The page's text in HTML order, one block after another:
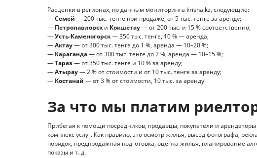
Расценки в регионах, по данным мониторинга krisha.kz, следующие:
—Семей — 200 тыс. тенге при продаже, от 5 тыс. тенге за аренду;
— Петропавловск и Кокшетау— от 200 тыс. и 15 % соответственно;
—Усть-Каменогорск— 350 тыс. тенге, 10 % — аренда;
—Актау— от 300 тыс. тенге до 1 %, аренда — 10–20 %;
— Караганда— от 300 тыс. тенге до 2 %, аренда — 10–15 %;
—Тараз — от 350 тыс. тенге и 10 % за аренду;
—Атырау— 2 % от стоимости и от 10 тыс. тенге за аренду;
— Костанай — от 3 % от стоимости, 10 тыс. за аренду.
За что мы платим
Прибегая к помощи посредников, продавцы, покупатели и
комплекс услуг. Как правило, это осмотр жилья, выезд фотографа,
порядок, предпродажная подготовка, оценка жилья, планирование
показы и т. д.